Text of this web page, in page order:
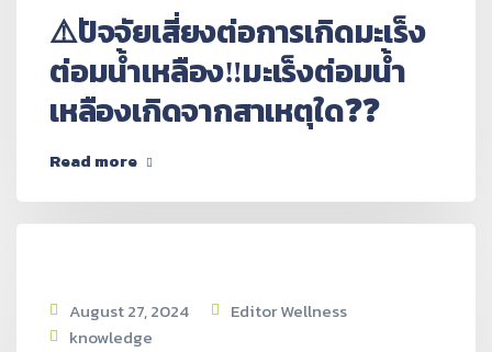
⚠️ปัจจัยเสี่ยงต่อการเกิดมะเร็ง
ต่อมน้ำเหลือง‼️มะเร็งต่อมน้ำ
เหลืองเกิดจากสาเหตุใด❓❓
Read more
August 27, 2024
Editor Wellness
knowledge